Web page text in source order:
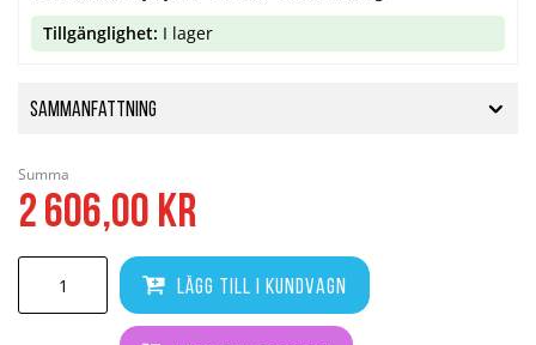
Tillgänglighet: I lager
Sammanfattning
Lägg till i kundvagn
Summa
2 606,00 kr